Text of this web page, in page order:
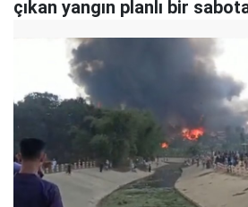
çıkan yangın planlı bir